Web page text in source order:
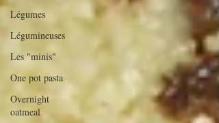
Légumes
Légumineuses
Les "minis"
One pot pasta
Overnight
oatmeal